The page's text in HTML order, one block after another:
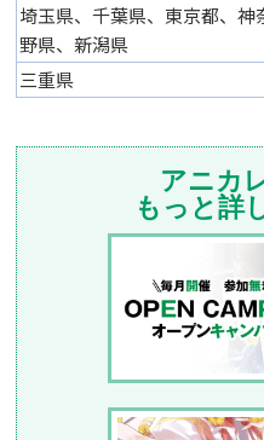
埼玉県、千葉県、東京都、神
野県、新潟県
三重県
アニカ
もっと詳